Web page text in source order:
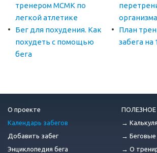
тренером МСМК по
легкой атлетике
организма
Бег для похудения. Как
похудеть с помощью
бега
План
забега на
О проекте
Календарь забегов
Добавить забег
Энциклопедия бега
ПОЛЕЗНОЕ
→
→
→ О